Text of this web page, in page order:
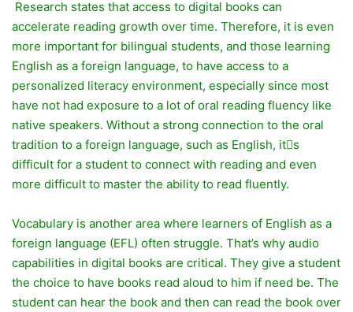
Research states that access to digital books can
accelerate reading growth over time. Therefore, it is even
more important for bilingual students, and those learning
English as a foreign language, to have access to a
personalized literacy environment, especially since most
have not had exposure to a lot of oral reading fluency like
native speakers. Without a strong connection to the oral
tradition to a foreign language, such as English, it􀂬s
difficult for a student to connect with reading and even
more difficult to master the ability to read fluently.
Vocabulary is another area where learners of English as a
foreign language (EFL) often struggle. That’s why audio
capabilities in digital books are critical. They give a student
the choice to have books read aloud to him if need be. The
student can hear the book and then can read the book over